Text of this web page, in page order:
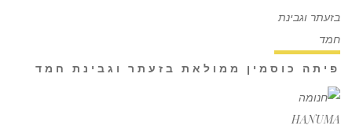
פיתה כוסמין ממולאת בזעתר וגבינת חמד